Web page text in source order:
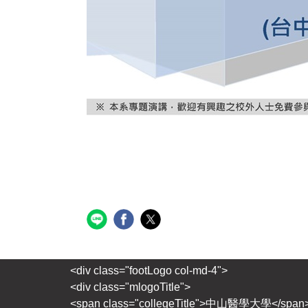
<div class="footLogo col-md-4">
<div class="mlogoTitle">
<span class="collegeTitle">中山醫學大學</